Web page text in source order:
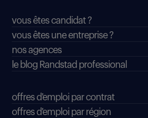
vous êtes candidat ?
vous êtes une entreprise ?
nos agences
le blog Randstad professional
offres d'emploi par contrat
offres d'emploi par région